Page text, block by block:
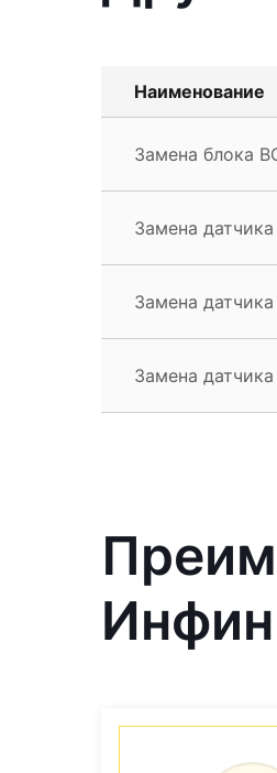
Наименование
Замена блока
Замена
Замена
Замена